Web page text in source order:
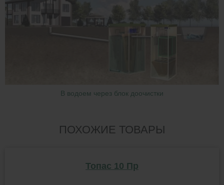
В водоем через блок доочистки
ПОХОЖИЕ ТОВАРЫ
Топас 10 Пр